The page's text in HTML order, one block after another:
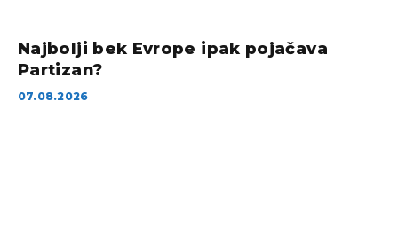
Najbolji bek Evrope ipak pojačava
Partizan?
07.08.2026